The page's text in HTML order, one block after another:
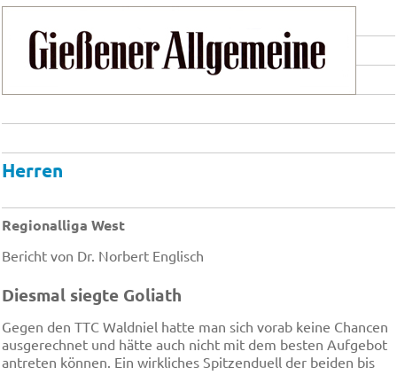
Herren
Regionalliga West
Bericht von Dr. Norbert Englisch
Diesmal siegte Goliath
Gegen den TTC Waldniel hatte man sich vorab keine Chancen
ausgerechnet und hätte auch nicht mit dem besten Aufgebot
antreten können. Ein wirkliches Spitzenduell der beiden bis